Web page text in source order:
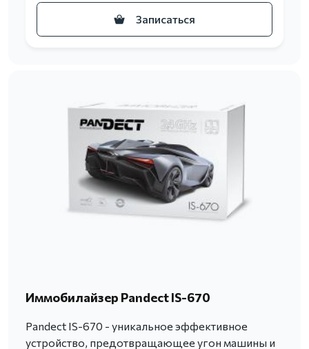
Записаться
Иммобилайзер Pandect IS-670
Pandect IS-670 - уникальное эффективное
устройство, предотвращающее угон машины и